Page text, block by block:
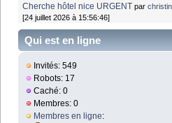
Cherche hôtel nice URGENT par
[24 juillet 2026 à 15:56:46]
Qui est en ligne
Invités: 549
Robots: 17
Caché: 0
Membres: 0
Membres en ligne: